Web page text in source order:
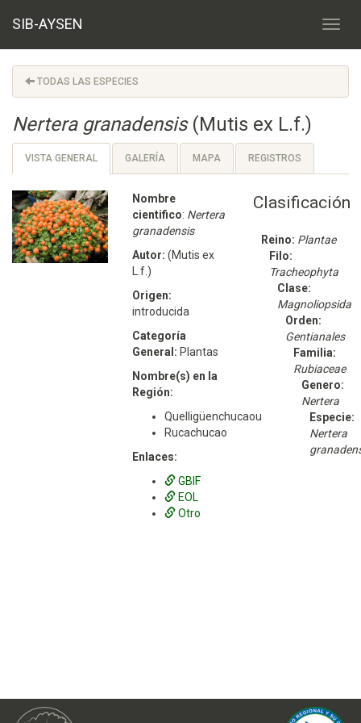
SIB-AYSEN
TODAS LAS ESPECIES
Nertera granadensis(Mutis ex L.f.)
VISTA GENERAL GALERÍA MAPA REGISTROS
Nombre
cientifico: Nertera
granadensis
Autor: (Mutis ex
L.f.)
Origen:
introducida
Categoría
General: Plantas
Nombre(s) en la
Región:
Quelligüenchucaou
Rucachucao
Enlaces:
GBIF
EOL
Otro
Clasificación
Reino: Plantae
Filo:
Tracheophyta
Clase:
Magnoliopsida
Orden:
Gentianales
Familia:
Rubiaceae
Genero:
Nertera
Especie:
Nertera